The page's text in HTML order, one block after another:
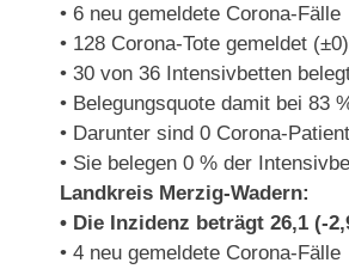
• 6 neu gemeldete Corona-Fälle
• 128 Corona-Tote gemeldet (±0)
• 30 von 36 Intensivbetten
• Belegungsquote damit bei 83
• Darunter sind 0 Corona-
• Sie belegen 0 % der
Landkreis Merzig-Wadern:
• Die Inzidenz beträgt 26,1 (-
• 4 neu gemeldete Corona-Fälle